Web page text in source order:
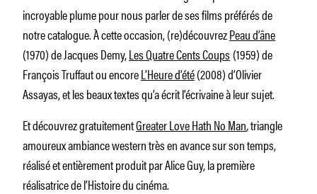
incroyable plume pour nous parler de ses films préférés de
notre catalogue. À cette occasion, (re)découvrezPeau d’âne
(1970) de Jacques Demy,Les Quatre Cents Coups(1959) de
François Truffaut ou encoreL’Heure d’été(2008) d’Olivier
Assayas, et les beaux textes qu’a écrit l’écrivaine à leur sujet.
Et découvrez gratuitementGreater Love Hath No Man,triangle
amoureux ambiance western très en avance sur son temps,
réalisé et entièrement produit par Alice Guy, la première
réalisatrice de l’Histoire du cinéma.